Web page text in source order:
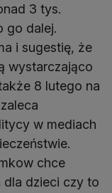
3 tys.
go dalej.
i sugestię, że
wystarczająco
8 lutego na
w mediach
chce
dla dzieci czy to